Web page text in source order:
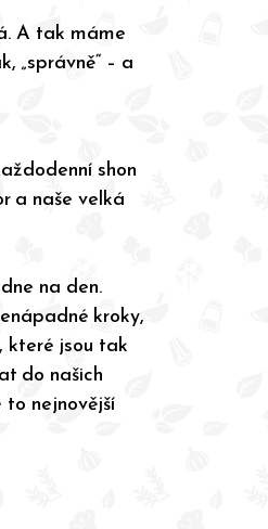
A tak máme
„správně“ – a
shon
a naše velká
na den.
kroky,
které jsou tak
do našich
to nejnovější